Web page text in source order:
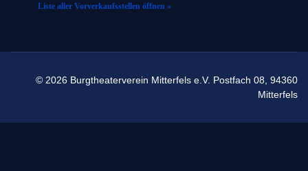
Liste aller Vorverkaufsstellen öffnen »
© 2026 Burgtheaterverein Mitterfels e.V. Postfach 08, 94360
Mitterfels